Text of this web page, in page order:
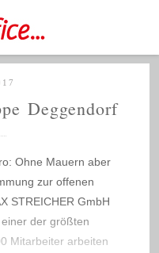
Deggendorf
Ohne Mauern aber
zur offenen
STREICHER GmbH
der größten
Mitarbeiter arbeiten